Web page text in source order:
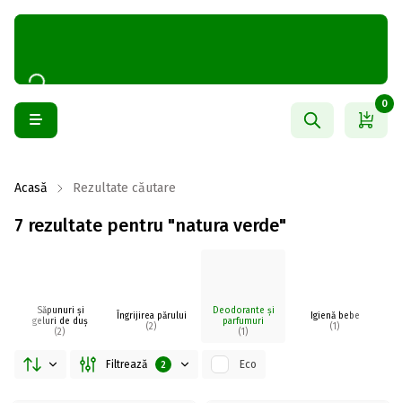
0
Acasă Rezultate căutare
7 rezultate pentru "natura verde"
Săpunuri și
geluri de duș
(2)
Îngrijirea părului
(2)
Deodorante și
parfumuri
(1)
Igienă bebe
(1)
Filtrează 2 Eco